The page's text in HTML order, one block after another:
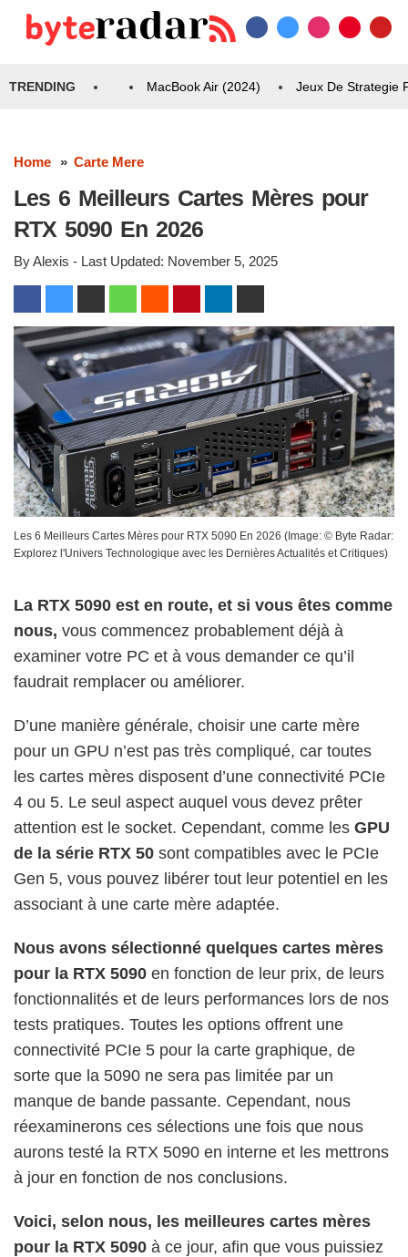
TRENDING MacBook Air (2024) Jeux De Strategie
Home Carte Mere
Les 6 Meilleurs Cartes Mères pour
RTX 5090 En 2026
ByAlexis - Last Updated: November 5, 2025
Les 6 Meilleurs Cartes Mères pour RTX 5090 En 2026 (Image: © Byte Radar:
Explorez l'Univers Technologique avec les Dernières Actualités et Critiques)
La RTX 5090 est en route, et si vous êtes comme
nous, vous commencez probablement déjà à
examiner votre PC et à vous demander ce qu’il
faudrait remplacer ou améliorer.
D’une manière générale, choisir une carte mère
pour un GPU n’est pas très compliqué, car toutes
les cartes mères disposent d’une connectivité PCIe
4 ou 5. Le seul aspect auquel vous devez prêter
attention est le socket. Cependant, comme les GPU
de la série RTX 50 sont compatibles avec le PCIe
Gen 5, vous pouvez libérer tout leur potentiel en les
associant à une carte mère adaptée.
Nous avons sélectionné quelques cartes mères
pour la RTX 5090 en fonction de leur prix, de leurs
fonctionnalités et de leurs performances lors de nos
tests pratiques. Toutes les options offrent une
connectivité PCIe 5 pour la carte graphique, de
sorte que la 5090 ne sera pas limitée par un
manque de bande passante. Cependant, nous
réexaminerons ces sélections une fois que nous
aurons testé la RTX 5090 en interne et les mettrons
à jour en fonction de nos conclusions.
Voici, selon nous, les meilleures cartes mères
pour la RTX 5090 à ce jour, afin que vous puissiez